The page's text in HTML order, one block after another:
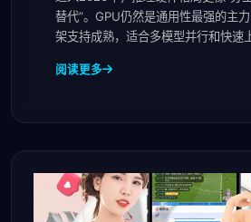
替代”。GPU仍然是通用性最强的主
架支持成熟，适合多模型并行和快速
阅读更多